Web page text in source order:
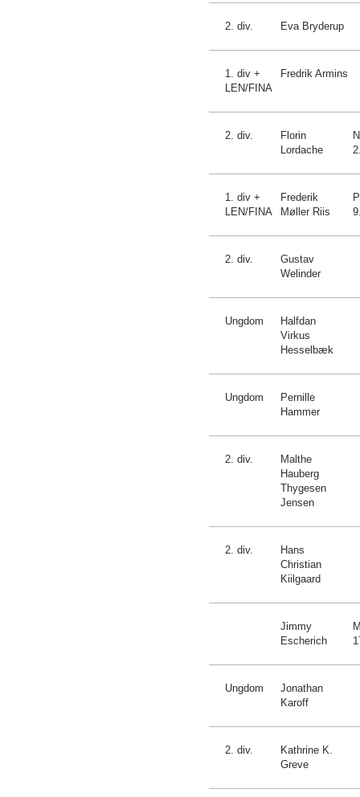
2. div. Eva Bryderup
1. div +
LEN/FINA
Fredrik Armins
2. div.
Florin
Lordache
1. div +
LEN/FINA
Frederik
Møller Riis
2. div.
Gustav
Welinder
Ungdom
Halfdan
Virkus
Hesselbæk
Ungdom
Pernille
Hammer
2. div.
Malthe
Hauberg
Thygesen
Jensen
2. div.
Hans
Christian
Kiilgaard
Jimmy
Escherich
Ungdom
Jonathan
Karoff
2. div.
Kathrine K.
Greve